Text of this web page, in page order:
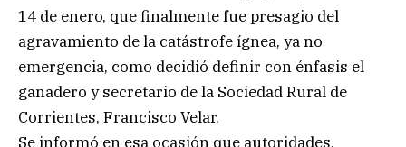
14 de enero, que finalmente fue presagio del
agravamiento de la catástrofe ígnea, ya no
emergencia, como decidió definir con énfasis el
ganadero y secretario de la Sociedad Rural de
Corrientes, Francisco Velar.
Se informó en esa ocasión que autoridades,